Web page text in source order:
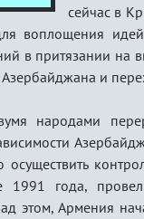
сейчас в
воплощения
в притязании на
и
народами
осуществить
года,
этом, Армения